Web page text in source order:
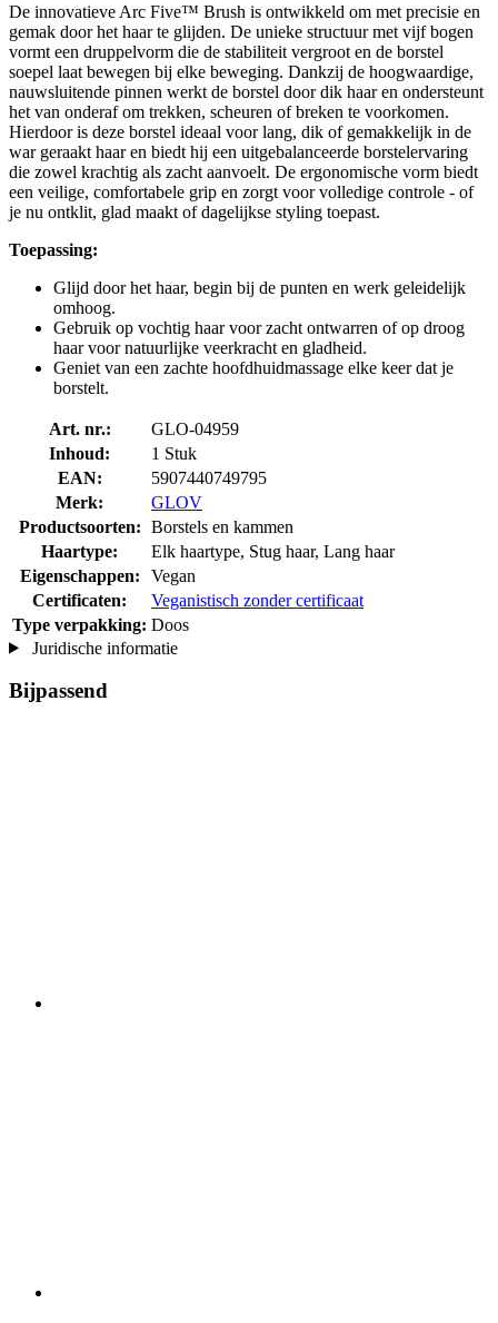
De innovatieve Arc Five™ Brush is ontwikkeld om met precisie en
gemak door het haar te glijden. De unieke structuur met vijf bogen
vormt een druppelvorm die de stabiliteit vergroot en de borstel
soepel laat bewegen bij elke beweging. Dankzij de hoogwaardige,
nauwsluitende pinnen werkt de borstel door dik haar en ondersteunt
het van onderaf om trekken, scheuren of breken te voorkomen.
Hierdoor is deze borstel ideaal voor lang, dik of gemakkelijk in de
war geraakt haar en biedt hij een uitgebalanceerde borstelervaring
die zowel krachtig als zacht aanvoelt. De ergonomische vorm biedt
een veilige, comfortabele grip en zorgt voor volledige controle - of
je nu ontklit, glad maakt of dagelijkse styling toepast.
Toepassing:
Glijd door het haar, begin bij de punten en werk geleidelijk
omhoog.
Gebruik op vochtig haar voor zacht ontwarren of op droog
haar voor natuurlijke veerkracht en gladheid.
Geniet van een zachte hoofdhuidmassage elke keer dat je
borstelt.
Art. nr.:
GLO-04959
Inhoud:
1 Stuk
EAN:
5907440749795
Merk:
GLOV
Productsoorten: Borstels en kammen
Haartype:
Elk haartype, Stug haar, Lang haar
Eigenschappen:
Vegan
Certificaten:
Veganistisch zonder certificaat
Type verpakking: Doos
Juridische informatie
Bijpassend